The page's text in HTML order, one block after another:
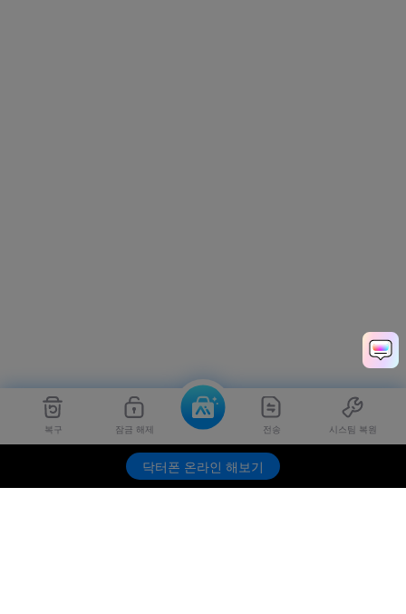
복구 잠금 해제 전송 시스팀 복원
닥터폰 온라인 해보기